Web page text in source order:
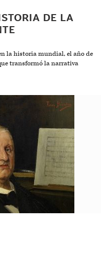
DE LA
la historia mundial, el año de
transformó la narrativa